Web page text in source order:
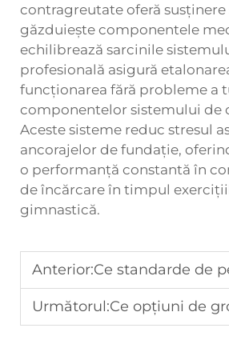
contragreutate oferă susținere
găzduiește componentele
echilibrează sarcinile
profesională asigură
funcționarea fără probleme a
componentelor sistemului de
Aceste sisteme reduc stresul
ancorajelor de fundație,
o performanță constantă în
de încărcare în timpul
gimnastică.
Anterior:Ce standarde de performanță definesc un sistem de
Următorul:Ce opțiuni de grosime sunt importante la